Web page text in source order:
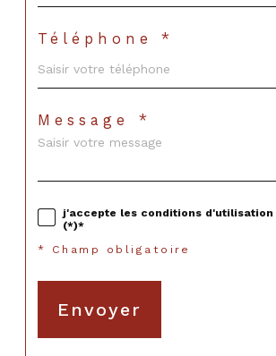
Téléphone *
Message *
j'accepte les conditions d'utilisation
(*)*
* Champ obligatoire
Envoyer